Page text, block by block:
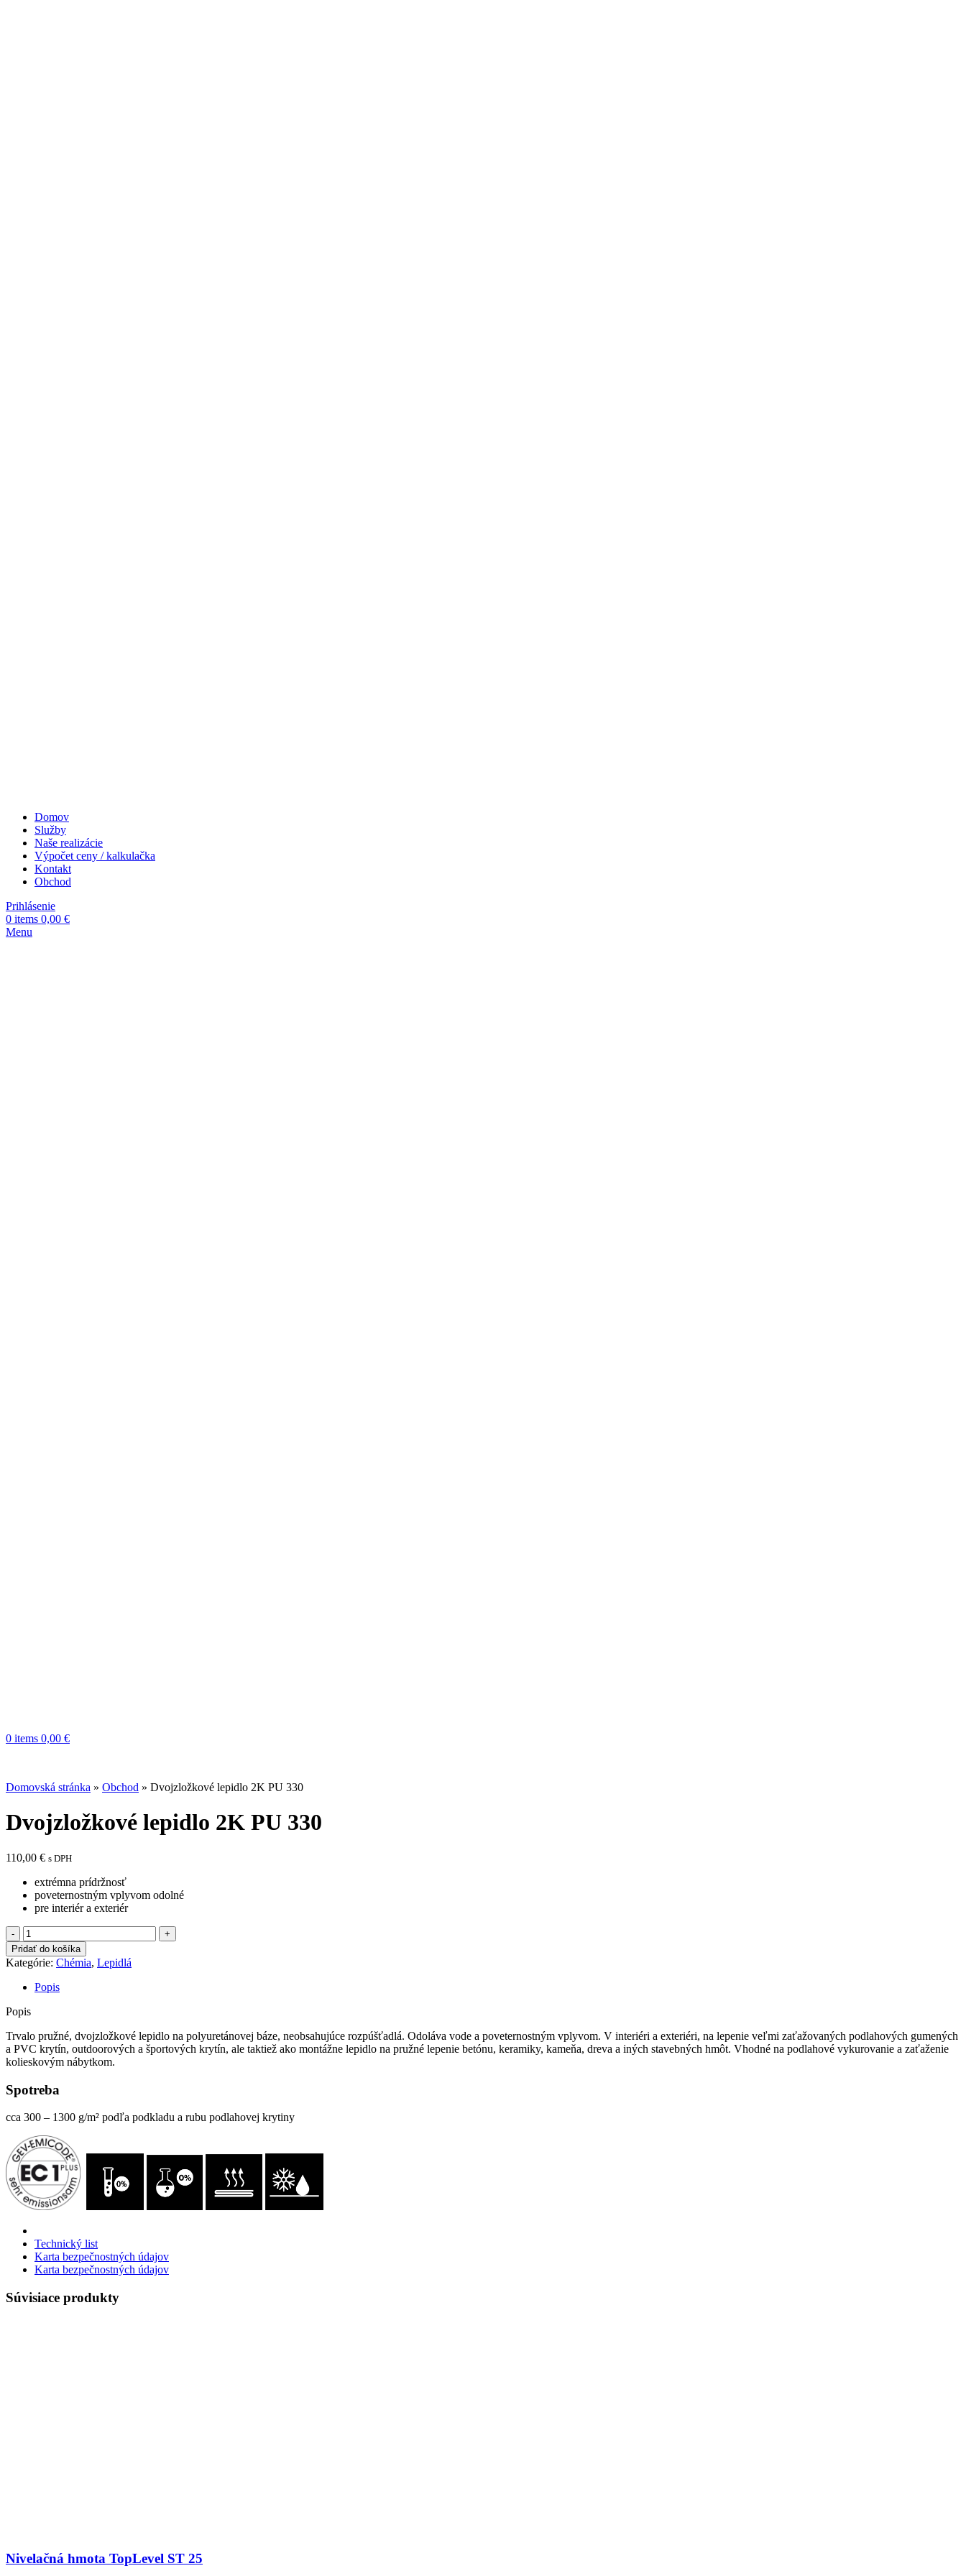
Domov
Služby
Naše realizácie
Výpočet ceny / kalkulačka
Kontakt
Obchod
Prihlásenie
0 items 0,00 €
Menu
0 items 0,00 €
Domovská stránka » Obchod » Dvojzložkové lepidlo 2K PU 330
Dvojzložkové lepidlo 2K PU 330
110,00 € s DPH
extrémna prídržnosť
poveternostným vplyvom odolné
pre interiér a exteriér
množstvo
Dvojzložkové
lepidlo
2K
PU
330
Pridať do košíka
Kategórie: Chémia, Lepidlá
Popis
Popis
Trvalo pružné, dvojzložkové lepidlo na polyuretánovej báze, neobsahujúce rozpúšťadlá. Odoláva vode a poveternostným vplyvom. V interiéri a exteriéri, na lepenie veľmi zaťažovaných podlahových gumených
a PVC krytín, outdoorových a športových krytín, ale taktiež ako montážne lepidlo na pružné lepenie betónu, keramiky, kameňa, dreva a iných stavebných hmôt. Vhodné na podlahové vykurovanie a zaťaženie
kolieskovým nábytkom.
Spotreba
​cca 300 – 1300 g/m² podľa podkladu a rubu podlahovej krytiny
Technický list
Karta bezpečnostných údajov
Karta bezpečnostných údajov
Súvisiace produkty
Nivelačná hmota TopLevel ST 25